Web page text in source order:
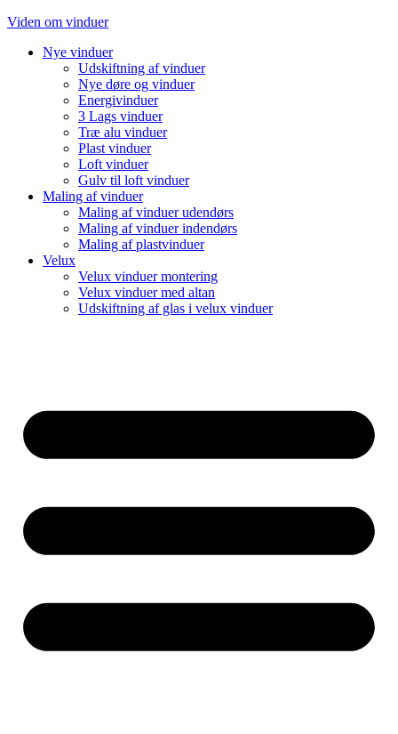
Videre
indhold
Viden om vinduer
Nye vinduer
Udskiftning af vinduer
Nye døre og vinduer
Energivinduer
3 Lags vinduer
Træ alu vinduer
Plast vinduer
Loft vinduer
Gulv til loft vinduer
Maling af vinduer
Maling af vinduer udendørs
Maling af vinduer indendørs
Maling af plastvinduer
Velux
Velux vinduer montering
Velux vinduer med altan
Udskiftning af glas i velux vinduer